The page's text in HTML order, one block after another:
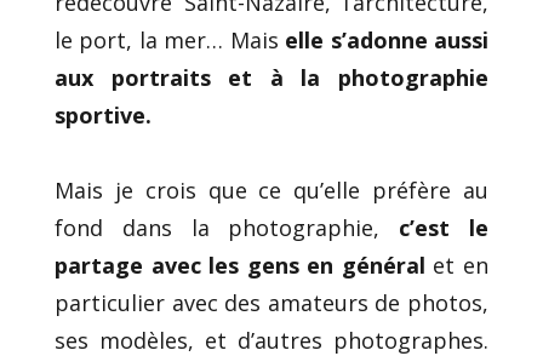
le port, la mer… Mais elle s’adonne aussi
aux portraits et à la photographie
sportive.
Mais je crois que ce qu’elle préfère au
fond dans la photographie, c’est le
partage avec les gens en général et en
particulier avec des amateurs de photos,
ses modèles, et d’autres photographes.